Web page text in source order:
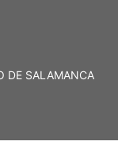
DE SALAMANCA